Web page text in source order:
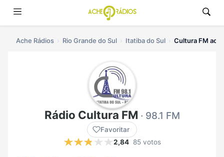
Ache Rádios Rio Grande do Sul Itatiba do Sul Cultura FM ao
Rádio Cultura FM · 98.1 FM
Favoritar
2,84 85 votos